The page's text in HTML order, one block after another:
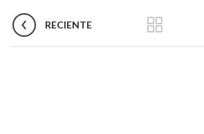
RECIENTE